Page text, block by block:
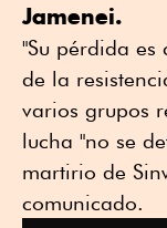
Jamenei.
"Su pérdida
de la
varios grupos
lucha "no se
martirio de
comunicado.